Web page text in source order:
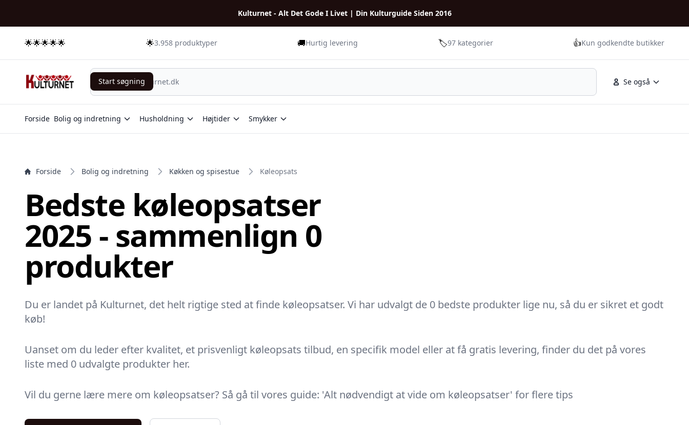
Kulturnet - Alt Det Gode I Livet | Din Kulturguide Siden 2016
🌟🌟🌟🌟🌟 🌟3.958 produktyper 🚚Hurtig levering 🏷️97 kategorier 👍Kun godkendte butikker
Se også
Start søgning
Start søgning
Forside Bolig og indretning Husholdning Højtider Smykker
Forside Bolig og indretning Køkken og spisestue Køleopsats
Bedste køleopsatser
2025 - sammenlign 0
produkter
Du er landet på Kulturnet, det helt rigtige sted at finde køleopsatser. Vi har udvalgt de 0 bedste produkter lige nu, så du er sikret et godt
køb!
Uanset om du leder efter kvalitet, et prisvenligt køleopsats tilbud, en specifik model eller at få gratis levering, finder du det på vores
liste med 0 udvalgte produkter her.
Vil du gerne lære mere om køleopsatser? Så gå til vores guide: 'Alt nødvendigt at vide om køleopsatser' for flere tips